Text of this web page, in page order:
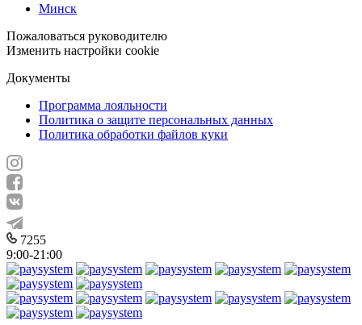
Минск
Пожаловаться руководителю
Изменить настройки cookie
Документы
Программа лояльности
Политика о защите персональных данных
Политика обработки файлов куки
7255
9:00-21:00